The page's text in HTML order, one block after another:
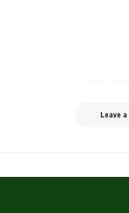
Leave a